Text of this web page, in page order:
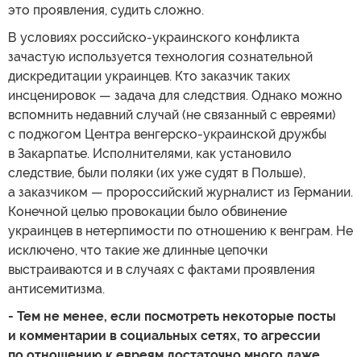
это проявления, судить сложно.
В условиях российско-украинского конфликта
зачастую используется технология сознательной
дискредитации украинцев. Кто заказчик таких
инсценировок — задача для следствия. Однако можно
вспомнить недавний случай (не связанный с евреями)
с поджогом Центра венгерско-украинской дружбы
в Закарпатье. Исполнителями, как установило
следствие, были поляки (их уже судят в Польше),
а заказчиком — пророссийский журналист из Германии.
Конечной целью провокации было обвинение
украинцев в нетерпимости по отношению к венграм. Не
исключено, что такие же длинные цепочки
выстраиваются и в случаях с фактами проявления
антисемитизма.
- Тем не менее, если посмотреть некоторые посты
и комментарии в социальных сетях, то агрессии